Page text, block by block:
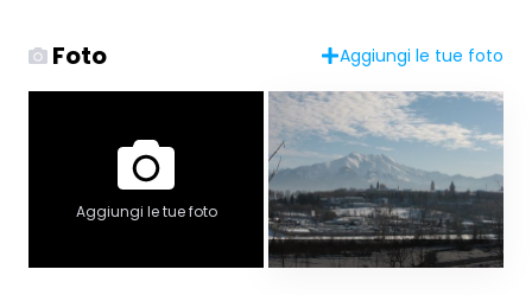
Foto Aggiungi le tue foto
Aggiungi le tue foto